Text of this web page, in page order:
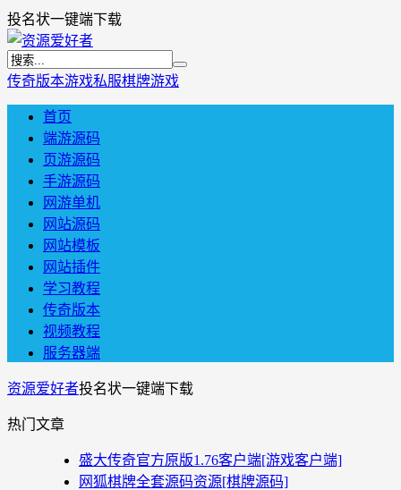
投名状一键端下载
传奇版本游戏私服棋牌游戏
首页
端游源码
页游源码
手游源码
网游单机
网站源码
网站模板
网站插件
学习教程
传奇版本
视频教程
服务器端
资源爱好者投名状一键端下载
热门文章
盛大传奇官方原版1.76客户端[游戏客户端]
网狐棋牌全套源码资源[棋牌源码]